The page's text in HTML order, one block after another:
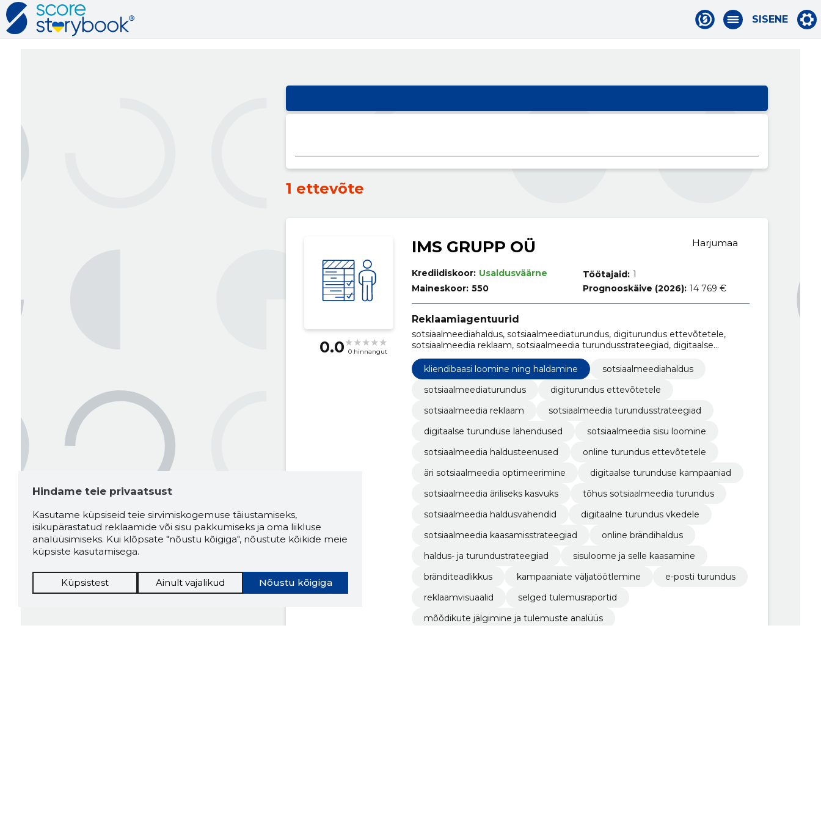
SISENE
1 ettevõte
0.0 0 hinnangut
IMS GRUPP OÜ Harjumaa
Krediidiskoor: Usaldusväärne
Maineskoor: 550
Töötajaid: 1
Prognooskäive (2026): 14 769 €
Reklaamiagentuurid
sotsiaalmeediahaldus, sotsiaalmeediaturundus, digiturundus ettevõtetele,
sotsiaalmeedia reklaam, sotsiaalmeedia turundusstrateegiad, digitaalse
turunduse lahendused, sotsiaalmeedia sisu loomine, sotsiaalmeedia
haldusteenused, online turundus ettevõtetele, äri sotsiaalmeedia
optimeerimine
kliendibaasi loomine ning haldamine
sotsiaalmeediahaldus
sotsiaalmeediaturundus
digiturundus ettevõtetele
sotsiaalmeedia reklaam
sotsiaalmeedia turundusstrateegiad
digitaalse turunduse lahendused
sotsiaalmeedia sisu loomine
sotsiaalmeedia haldusteenused
online turundus ettevõtetele
äri sotsiaalmeedia optimeerimine
digitaalse turunduse kampaaniad
sotsiaalmeedia äriliseks kasvuks
tõhus sotsiaalmeedia turundus
sotsiaalmeedia haldusvahendid
digitaalne turundus vkedele
sotsiaalmeedia kaasamisstrateegiad
online brändihaldus
haldus- ja turundustrateegiad
sisuloome ja selle kaasamine
bränditeadlikkus
kampaaniate väljatöötlemine
e-posti turundus
reklaamvisuaalid
selged tulemusraportid
mõõdikute jälgimine ja tulemuste analüüs
Hindame teie privaatsust
Kasutame küpsiseid teie sirvimiskogemuse täiustamiseks,
isikupärastatud reklaamide või sisu pakkumiseks ja oma liikluse
analüüsimiseks. Kui klõpsate "nõustu kõigiga", nõustute kõikide meie
küpsiste kasutamisega.
Nõustu kõigiga
Küpsistest Ainult vajalikud